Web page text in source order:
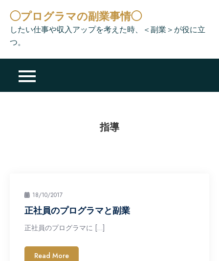
content
◯プログラマの副業事情◯
したい仕事や収入アップを考えた時、＜副業＞が役に立
つ。
指導
18/10/2017
正社員のプログラマと副業
正社員のプログラマに […]
Read More